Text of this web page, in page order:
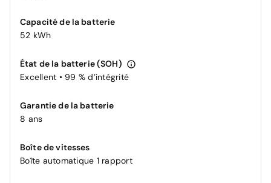
Capacité de la batterie
52 kWh
État de la batterie (SOH)
Excellent • 99 % d’intégrité
Garantie de la batterie
8 ans
Boîte de vitesses
Boîte automatique 1 rapport